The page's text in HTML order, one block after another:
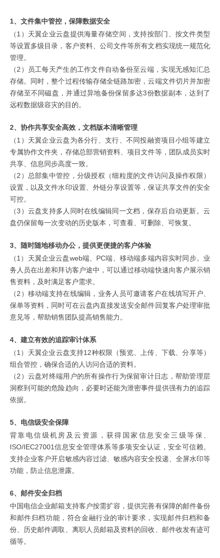
1、文件集中管控，保障数据安全
（1）天翼企业云盘提供海量存储空间，支持按部门、按文件类型
等设置多级目录，客户资料、公司文件等所有文档实现统一规范化
管理。
（2）员工每天产生的工作文件自动备份至云端，实现无感知汇总
存储。同时，整个过程传输存储全链路加密，云端文件切片并加密
存储至不同磁盘，并通过异地备份保留多达3份数据副本，达到了
远程数据级容灾的目的。
2、协作共享安全高效，文档版本清晰管理
（1）天翼企业云盘为各分行、支行、不同投融资项目小组等建立
专属协作文件夹，存储总部营销资料、项目文件等，团队成员实时
共享、信息同步高度一致。
（2）总部集中管控，分级授权（细粒度的文件访问及操作权限）
设置，以及文件水印设置、外链分享设置等，保证共享文件的安全
可控。
（3）云盘支持多人同时在线编辑同一文档，保存后自动更新。云
盘仍保留每一次变动的历史版本，可查看、可删除、可恢复。
3、随时随地移动办公，提供更便捷的客户体验
（1）天翼企业云盘web端、PC端、移动端多端内容实时同步。业
务人员在出差和拜访客户途中，可以通过移动端快速向客户展示销
售资料，及时满足客户需求。
（2）移动端支持在线编辑，业务人员可邀请客户在线填写开户、
保单等资料，同时可在云盘内直接发送安全邮件回复客户处理审批
意见等，帮助销售团队提高销售能力。
4、建立有效的追踪审计体系
（1）天翼企业云盘支持12种权限（预览、上传、下载、分享等）
组合管控，确保合适的人访问合适的资料。
（2）云盘对终端用户的所有操作行为保留审计日志，帮助管理层
洞察到可能的危险趋向，必要时还能为泄密事件提供强有力的追踪
依据。
5、电信级安全保障
背靠电信级机房及云资源，获得国家信息安全三级等保、
ISO/IEC27001信息安全管理体系等多项安全认证，安全可信赖。
支持企业客户开启敏感内容过滤、敏感内容安全投递、全屏水印等
功能，防止信息泄露。
6、邮件安全归档
中国电信企业邮箱支持客户按需扩容，提供完善有保障的邮件备份
和邮件归档功能，符合金融行业的审计要求，实现邮件归档和备
份、历史邮件调取、离职人员邮箱及资料的回收、邮件收发有迹可
循等。